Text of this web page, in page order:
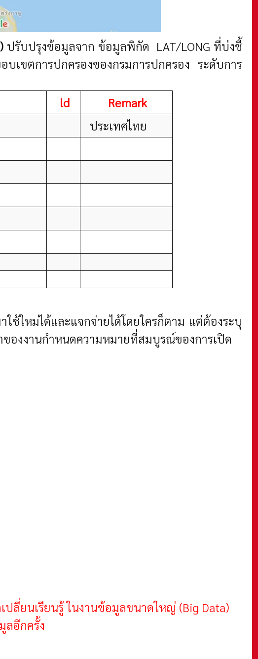
ปรับปรุงข้อมูลจาก ข้อมูลพิกัด LAT/LONG ที่บ่งชี้
ขตการปกครองของกรมการปกครอง ระดับการ
ld
Remark
ประเทศไทย
ช้ใหม่ได้และแจกจ่ายได้โดยใครก็ตาม แต่ต้องระบุ
องงานกำหนดความหมายที่สมบูรณ์ของการเปิด
ลี่ยนเรียนรู้ ในงานข้อมูลขนาดใหญ่ (Big Data)
ลอีกครั้ง